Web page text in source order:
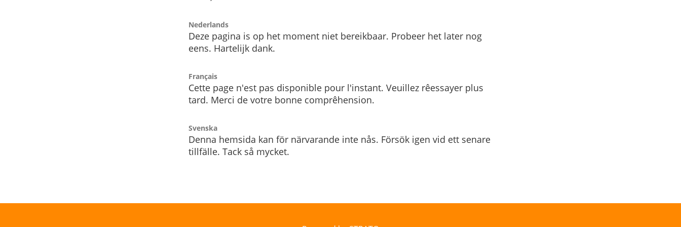
Nederlands
Deze pagina is op het moment niet bereikbaar. Probeer het later nog
eens. Hartelijk dank.
Français
Cette page n'est pas disponible pour l'instant. Veuillez rêessayer plus
tard. Merci de votre bonne comprêhension.
Svenska
Denna hemsida kan för närvarande inte nås. Försök igen vid ett senare
tillfälle. Tack så mycket.